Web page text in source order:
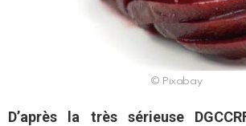
© Pixabay
D’après la très sérieuse